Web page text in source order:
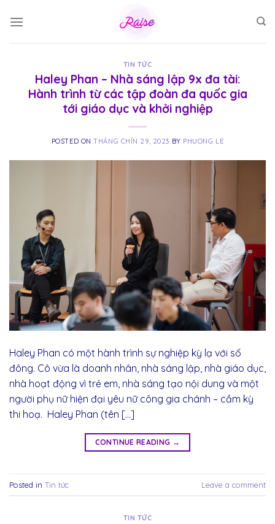
TIN TỨC
Haley Phan – Nhà sáng lập 9x đa tài:
Hành trình từ các tập đoàn đa quốc gia
tới giáo dục và khởi nghiệp
POSTED ONTHÁNG CHÍN 29, 2023 BY PHUONG LE
Haley Phan có một hành trình sự nghiệp kỳ lạ với số
đông. Cô vừa là doanh nhân, nhà sáng lập, nhà giáo dục,
nhà hoạt động vì trẻ em, nhà sáng tạo nội dung và một
người phụ nữ hiện đại yêu nữ công gia chánh – cầm kỳ
thi hoạ. Haley Phan (tên […]
CONTINUE READING →
Posted in Tin tức Leave a comment
TIN TỨC